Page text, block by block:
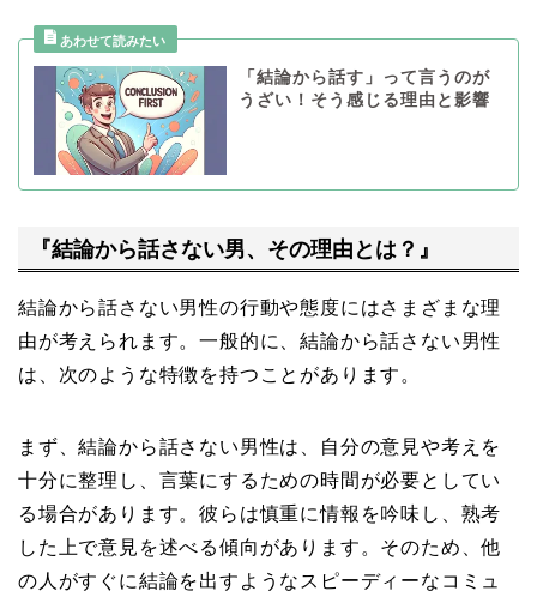
「結論から話す」って言うのが
うざい！そう感じる理由と影響
『結論から話さない男、その理由とは？』
結論から話さない男性の行動や態度にはさまざまな理
由が考えられます。一般的に、結論から話さない男性
は、次のような特徴を持つことがあります。
まず、結論から話さない男性は、自分の意見や考えを
十分に整理し、言葉にするための時間が必要としてい
る場合があります。彼らは慎重に情報を吟味し、熟考
した上で意見を述べる傾向があります。そのため、他
の人がすぐに結論を出すようなスピーディーなコミュ